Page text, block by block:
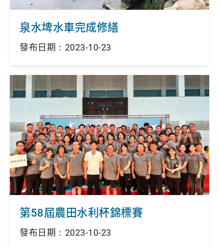
泉水埤水車完成修繕
發布日期：2023-10-23
第58屆農田水利杯錦標賽
發布日期：2023-10-23